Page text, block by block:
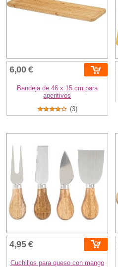
6,00 €
Bandeja de 46 x 15 cm para
aperitivos
(3)
4,95 €
Cuchillos para queso con mango